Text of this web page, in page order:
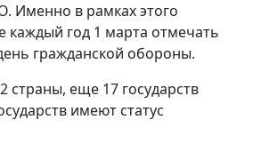
Именно в рамках этого
год 1 марта отмечать
гражданской обороны.
еще 17 государств
имеют статус